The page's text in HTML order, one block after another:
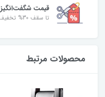
قیمت شگفت‌انگیز
تا سقف 30% تخفیف
محصولات مرتبط